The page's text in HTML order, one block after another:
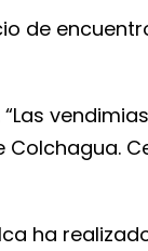
de
Colchagua.
ha